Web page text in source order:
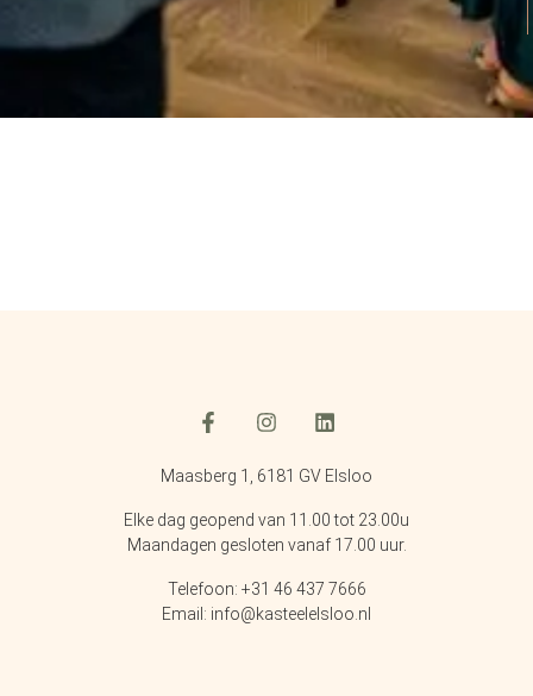
Maasberg 1, 6181 GV Elsloo
Elke dag geopend van 11.00 tot 23.00u
Maandagen gesloten vanaf 17.00 uur.
Telefoon: +31 46 437 7666
Email: info@kasteelelsloo.nl